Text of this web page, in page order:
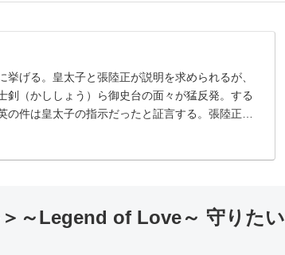
げる。皇太子と張陸正が説明を求められるが、
釗（かししょう）ら御史台の面々が猛反発。する
の件は皇太子の指示だったと証言する。張陸正が
～Legend of Love～ 守りたい